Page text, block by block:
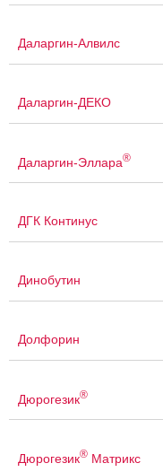
Даларгин-Алвилс
Даларгин-ДЕКО
Даларгин-Эллара®
ДГК Континус
Динобутин
Долфорин
Дюрогезик®
Дюрогезик® Матрикс